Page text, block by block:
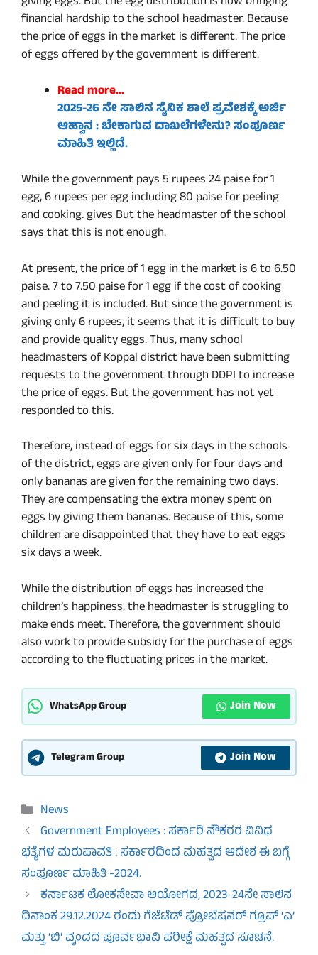
financial hardship to the school headmaster. Because
the price of eggs in the market is different. The price
of eggs offered by the government is different.
Read more…
2025-26 ನೇ ಸಾಲಿನ ಸೈನಿಕ ಶಾಲೆ ಪ್ರವೇಶಕ್ಕೆ ಅರ್ಜಿ
ಆಹ್ವಾನ : ಬೇಕಾಗುವ ದಾಖಲೆಗಳೇನು? ಸಂಪೂರ್ಣ
ಮಾಹಿತಿ ಇಲ್ಲಿದೆ.
While the government pays 5 rupees 24 paise for 1
egg, 6 rupees per egg including 80 paise for peeling
and cooking. gives But the headmaster of the school
says that this is not enough.
At present, the price of 1 egg in the market is 6 to 6.50
paise. 7 to 7.50 paise for 1 egg if the cost of cooking
and peeling it is included. But since the government is
giving only 6 rupees, it seems that it is difficult to buy
and provide quality eggs. Thus, many school
headmasters of Koppal district have been submitting
requests to the government through DDPI to increase
the price of eggs. But the government has not yet
responded to this.
Therefore, instead of eggs for six days in the schools
of the district, eggs are given only for four days and
only bananas are given for the remaining two days.
They are compensating the extra money spent on
eggs by giving them bananas. Because of this, some
children are disappointed that they have to eat eggs
six days a week.
While the distribution of eggs has increased the
children’s happiness, the headmaster is struggling to
make ends meet. Therefore, the government should
also work to provide subsidy for the purchase of eggs
according to the fluctuating prices in the market.
WhatsApp Group Join Now
Telegram Group Join Now
Categories
News
Government Employees : ಸರ್ಕಾರಿ ನೌಕರರ ವಿವಿಧ
ಭತ್ಯೆಗಳ ಮರುಪಾವತಿ : ಸರ್ಕಾರದಿಂದ ಮಹತ್ವದ ಆದೇಶ ಈ ಬಗ್ಗೆ
ಸಂಪೂರ್ಣ ಮಾಹಿತಿ -2024.
ಕರ್ನಾಟಕ ಲೋಕಸೇವಾ ಆಯೋಗದ, 2023-24ನೇ ಸಾಲಿನ
ದಿನಾಂಕ 29.12.2024 ರಂದು ಗೆಜೆಟೆಡ್ ಪ್ರೋಬೆಷನರ್ ಗ್ರೂಪ್ ‘ಎ’
ಮತ್ತು ‘ಬಿ’ ವೃಂದದ ಪೂರ್ವಭಾವಿ ಪರೀಕ್ಷೆ ಮಹತ್ವದ ಸೂಚನೆ.